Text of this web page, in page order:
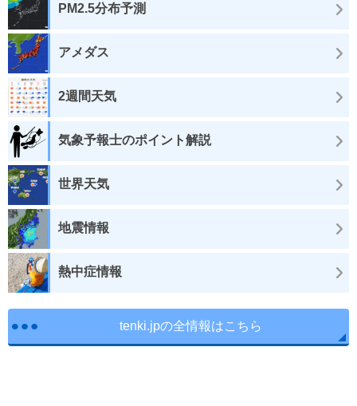
PM2.5分布予測
アメダス
2週間天気
気象予報士のポイント解説
世界天気
地震情報
熱中症情報
tenki.jpの全情報はこちら